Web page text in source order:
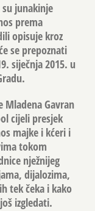
junakinje
prema
opisuje kroz
se prepoznati
siječnja 2015. u
Mladena Gavran
cijeli presjek
majke i kćeri i
tokom
nježnijeg
dijalozima,
tek čeka i kako
izgledati.